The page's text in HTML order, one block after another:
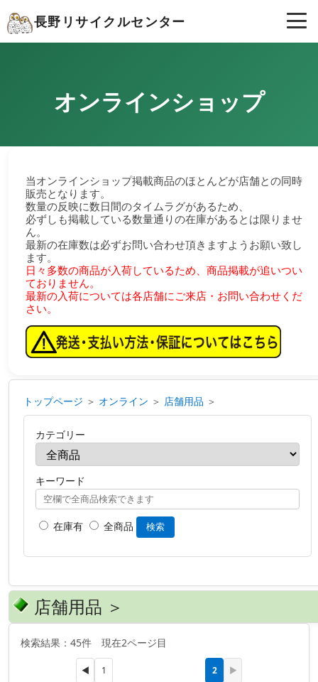
長野リサイクルセンター
オンラインショップ
当オンラインショップ掲載商品のほとんどが店舗との同時
販売となります。
数量の反映に数日間のタイムラグがあるため、
必ずしも掲載している数量通りの在庫があるとは限りませ
ん。
最新の在庫数は必ずお問い合わせ頂きますようお願い致し
ます。
日々多数の商品が入荷しているため、商品掲載が追いつい
ておりません。
最新の入荷については各店舗にご来店・お問い合わせくだ
さい。
トップページ ＞ オンライン ＞ 店舗用品 ＞
カテゴリー
キーワード
在庫有 全商品 検索
店舗用品 ＞
検索結果：45件 現在2ページ目
◀ 1 2 ▶